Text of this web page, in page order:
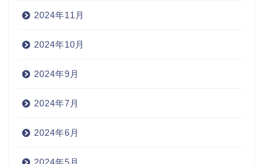
2024年11月
2024年10月
2024年9月
2024年7月
2024年6月
2024年5月